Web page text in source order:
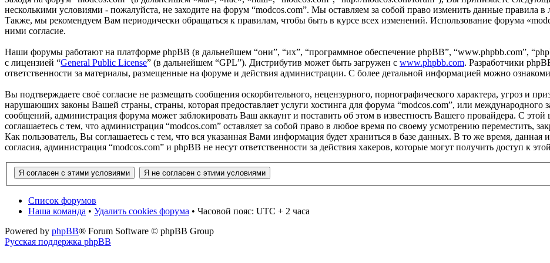
несколькими условиями - пожалуйста, не заходите на форум “modcos.com”. Мы оставляем за собой право изменить данные правила
Также, мы рекомендуем Вам периодически обращаться к правилам, чтобы быть в курсе всех изменений. Использование форума
ними согласие.
Наши форумы работают на платформе phpBB (в дальнейшем “они”, “их”, “программное обеспечение phpBB”, “www.phpbb.com”,
с лицензией “General Public License” (в дальнейшем “GPL”). Дистрибутив может быть загружен с www.phpbb.com. Разработчики
ответственности за материалы, размещенные на форуме и действия администрации. С более детальной информацией можно
Вы подтверждаете своё согласие не размещать сообщения оскорбительного, нецензурного, порнографического характера, угроз и
нарушаюших законы Вашей страны, страны, которая предоставляет услуги хостинга для форума “modcos.com”, или международного
сообщений, администрация форума может заблокировать Ваш аккаунт и поставить об этом в известность Вашего провайдера. С
соглашаетесь с тем, что администрация “modcos.com” оставляет за собой право в любое время по своему усмотрению переместить,
Как пользователь, Вы соглашаетесь с тем, что вся указанная Вами информация будет храниться в базе данных. В то же время,
согласия, администрация “modcos.com” и phpBB не несут ответственности за действия хакеров, которые могут получить доступ к
Список форумов
Наша команда • Удалить cookies форума • Часовой пояс: UTC + 2 часа
Powered by phpBB® Forum Software © phpBB Group
Русская поддержка phpBB